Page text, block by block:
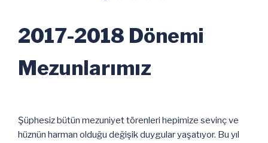
2017-2018 Dönemi
Mezunlarımız
Şüphesiz bütün mezuniyet törenleri hepimize sevinç ve
hüznün harman olduğu değişik duygular yaşatıyor. Bu yıl